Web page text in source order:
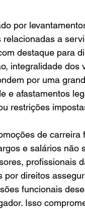
por
relacionadas a
destaque para
integralidade
por uma
e afastamentos
restrições
de
e salários não
profissionais
por direitos
funcionais
Isso